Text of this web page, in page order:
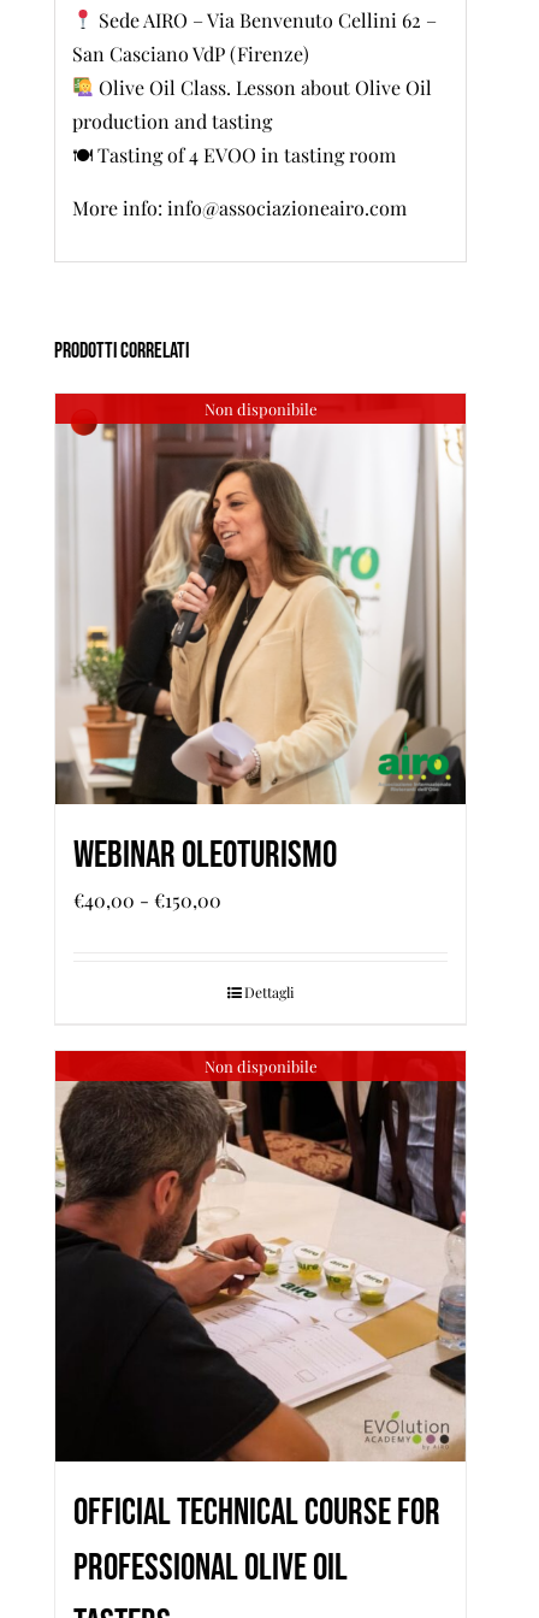
Sede AIRO – Via Benvenuto Cellini 62 –
San Casciano VdP (Firenze)
Olive Oil Class. Lesson about Olive Oil
production and tasting
🍽 Tasting of 4 EVOO in tasting room
More info: info@associazioneairo.com
Prodotti correlati
Non disponibile
WEBINAR OLEOTURISMO
€40,00 - €150,00
da
a
€150,00
Dettagli
Non disponibile
OFFICIAL TECHNICAL COURSE FOR
PROFESSIONAL OLIVE OIL